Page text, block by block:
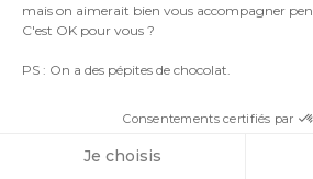
mais on aimerait bien vous accompagner
C'est OK pour vous ?
PS : On a des pépites de chocolat.
Consentements certifiés par
Je choisis